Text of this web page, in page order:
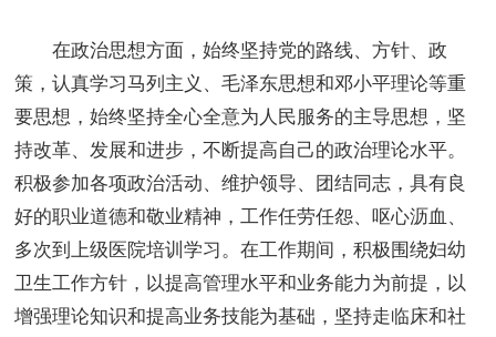
在政治思想方面，始终坚持党的路线、方针、政
策，认真学习马列主义、毛泽东思想和邓小平理论等重
要思想，始终坚持全心全意为人民服务的主导思想，坚
持改革、发展和进步，不断提高自己的政治理论水平。
积极参加各项政治活动、维护领导、团结同志，具有良
好的职业道德和敬业精神，工作任劳任怨、呕心沥血、
多次到上级医院培训学习。在工作期间，积极围绕妇幼
卫生工作方针，以提高管理水平和业务能力为前提，以
增强理论知识和提高业务技能为基础，坚持走临床和社